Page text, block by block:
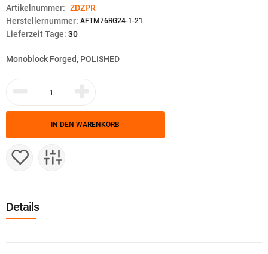
Artikelnummer: ZDZPR
Herstellernummer: AFTM76RG24-1-21
Lieferzeit Tage: 30
Monoblock Forged, POLISHED
IN DEN WARENKORB
Details